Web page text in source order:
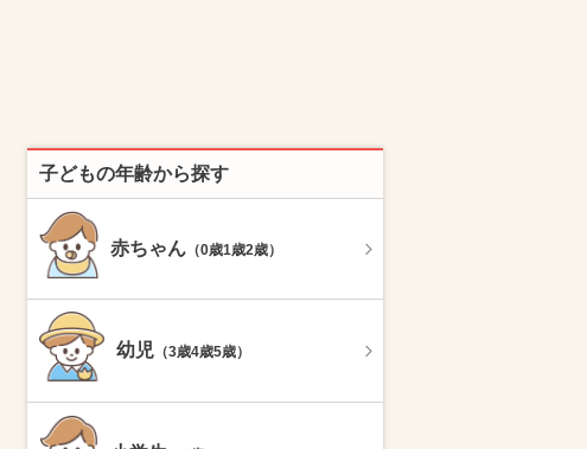
子どもの年齢から探す
赤ちゃん （0歳1歳2歳）
幼児 （3歳4歳5歳）